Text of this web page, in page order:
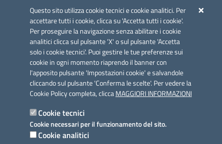
Questo sito utilizza cookie tecnici e cookie analitici. Per
accettare tutti i cookie, clicca su 'Accetta tutti i cookie'.
Per proseguire la navigazione senza abilitare i cookie
analitici clicca sul pulsante 'X' o sul pulsante 'Accetta
solo i cookie tecnici'. Puoi gestire le tue preferenze sui
cookie in ogni momento riaprendo il banner con
l'apposito pulsante 'Impostazioni cookie' e salvandole
cliccando sul pulsante 'Conferma le scelte'. Per vedere la
Cookie Policy completa, cliccaMAGGIORI INFORMAZIONI
Cookie tecnici
Cookie necessari per il funzionamento del sito.
Cookie analitici
Azione 2.3.
Link utili
Informativa privacy
Dichiarazione di accessibilità